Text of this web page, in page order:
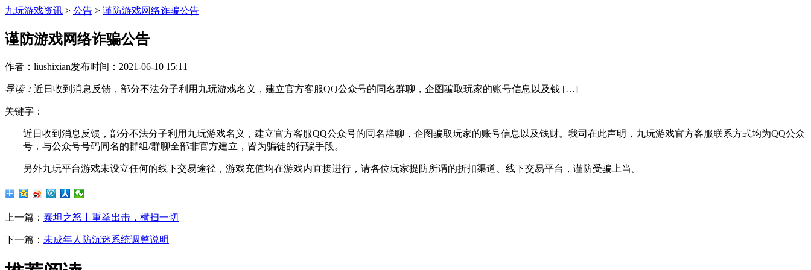
九玩游戏资讯 > 公告 > 谨防游戏网络诈骗公告
谨防游戏网络诈骗公告
作者：liushixian发布时间：2021-06-10 15:11
导读： 近日收到消息反馈，部分不法分子利用九玩游戏名义，建立官方客服QQ公众号的同名群聊，企图骗取玩家的账号信息以及钱 […]
关键字：
近日收到消息反馈，部分不法分子利用九玩游戏名义，建立官方客服QQ公众号的同名群聊，企图骗取玩家的账号信息以及钱财。我司在此声明，九玩游戏官方客服联系方式均为QQ公众
号，与公众号号码同名的群组/群聊全部非官方建立，皆为骗徒的行骗手段。
另外九玩平台游戏未设立任何的线下交易途径，游戏充值均在游戏内直接进行，请各位玩家提防所谓的折扣渠道、线下交易平台，谨防受骗上当。
上一篇： 泰坦之怒丨重拳出击，横扫一切
下一篇： 未成年人防沉迷系统调整说明